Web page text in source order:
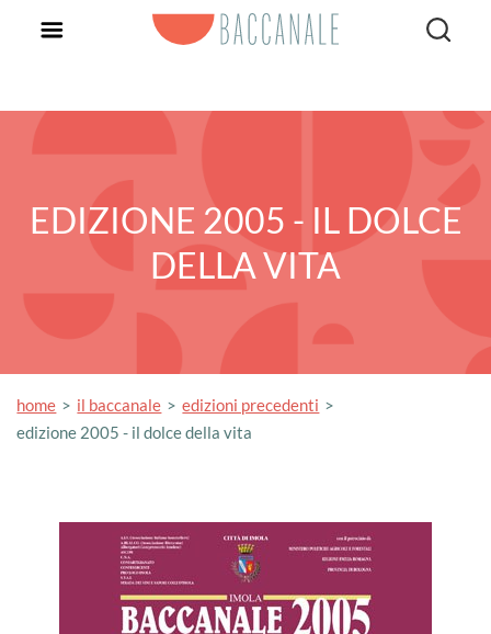
EDIZIONE 2005 - IL DOLCE
DELLA VITA
home il baccanale
edizioni precedenti
edizione 2005 - il dolce della vita